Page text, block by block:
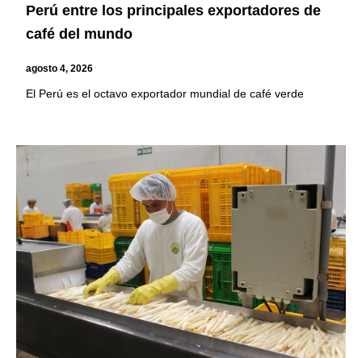
Perú entre los principales exportadores de
café del mundo
agosto 4, 2026
El Perú es el octavo exportador mundial de café verde